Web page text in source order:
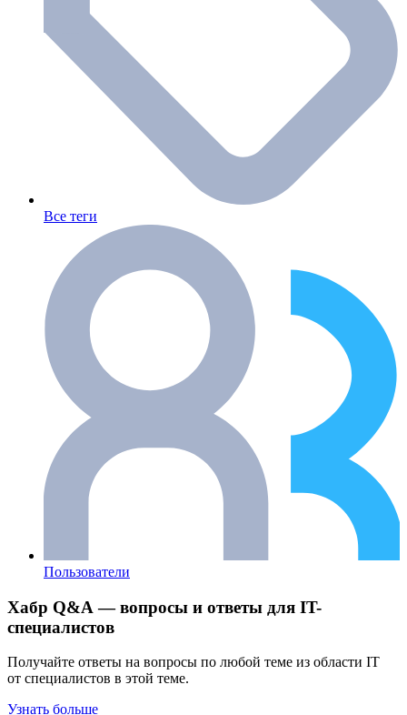
Все теги
Пользователи
Хабр Q&A — вопросы и ответы для IT-
специалистов
Получайте ответы на вопросы по любой теме из области IT
от специалистов в этой теме.
Узнать больше